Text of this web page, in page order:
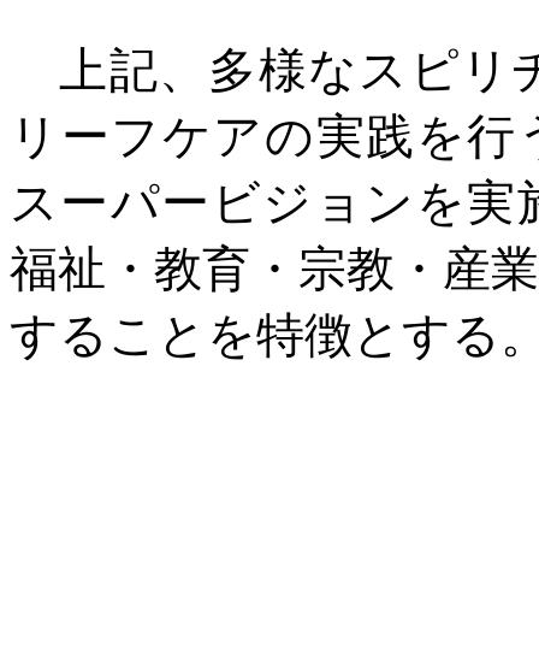
上記、多様なスピリ
リーフケアの実践を
スーパービジョンを実
福祉・教育・宗教・産
することを特徴とする